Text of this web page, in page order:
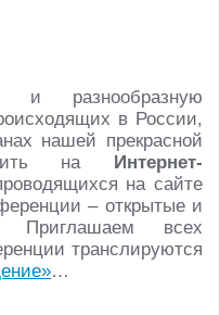
и разнообразную
в России,
нашей прекрасной
на Интернет-
на сайте
– открытые и
Приглашаем всех
транслируются
…